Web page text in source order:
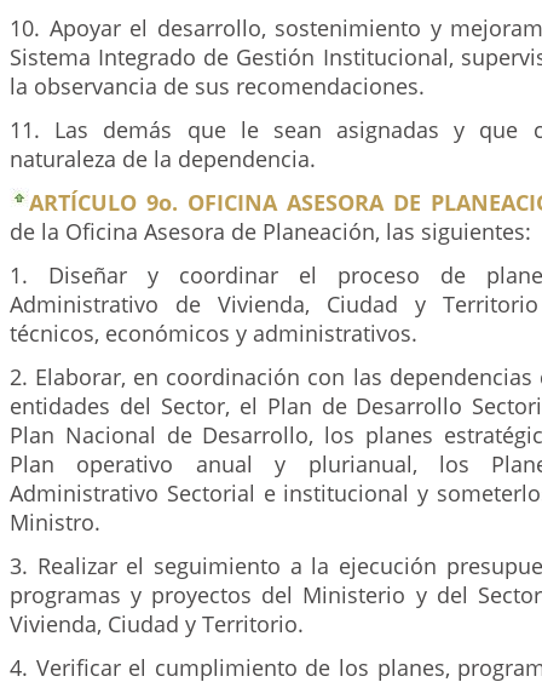
10. Apoyar el desarrollo, sostenimiento y
Sistema Integrado de Gestión Institucional,
la observancia de sus recomendaciones.
11. Las demás que le sean asignadas y que
naturaleza de la dependencia.
ARTÍCULO 9o. OFICINA ASESORA DE
de la Oficina Asesora de Planeación, las siguientes:
1. Diseñar y coordinar el proceso de
Administrativo de Vivienda, Ciudad y
técnicos, económicos y administrativos.
2. Elaborar, en coordinación con las
entidades del Sector, el Plan de Desarrollo
Plan Nacional de Desarrollo, los planes
Plan operativo anual y plurianual, los
Administrativo Sectorial e institucional y
Ministro.
3. Realizar el seguimiento a la ejecución
programas y proyectos del Ministerio y del
Vivienda, Ciudad y Territorio.
4. Verificar el cumplimiento de los planes,